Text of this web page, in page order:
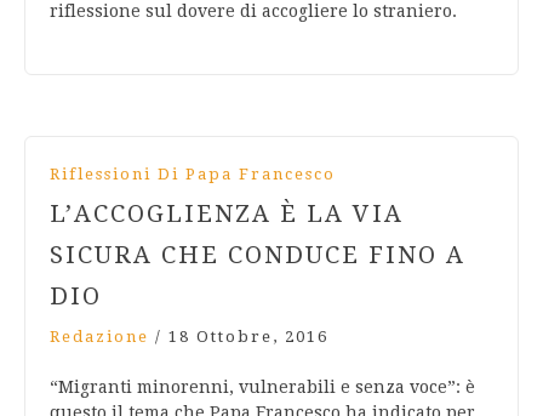
riflessione sul dovere di accogliere lo straniero.
Riflessioni Di Papa Francesco
L’ACCOGLIENZA È LA VIA
SICURA CHE CONDUCE FINO A
DIO
Redazione / 18 Ottobre, 2016
“Migranti minorenni, vulnerabili e senza voce”: è